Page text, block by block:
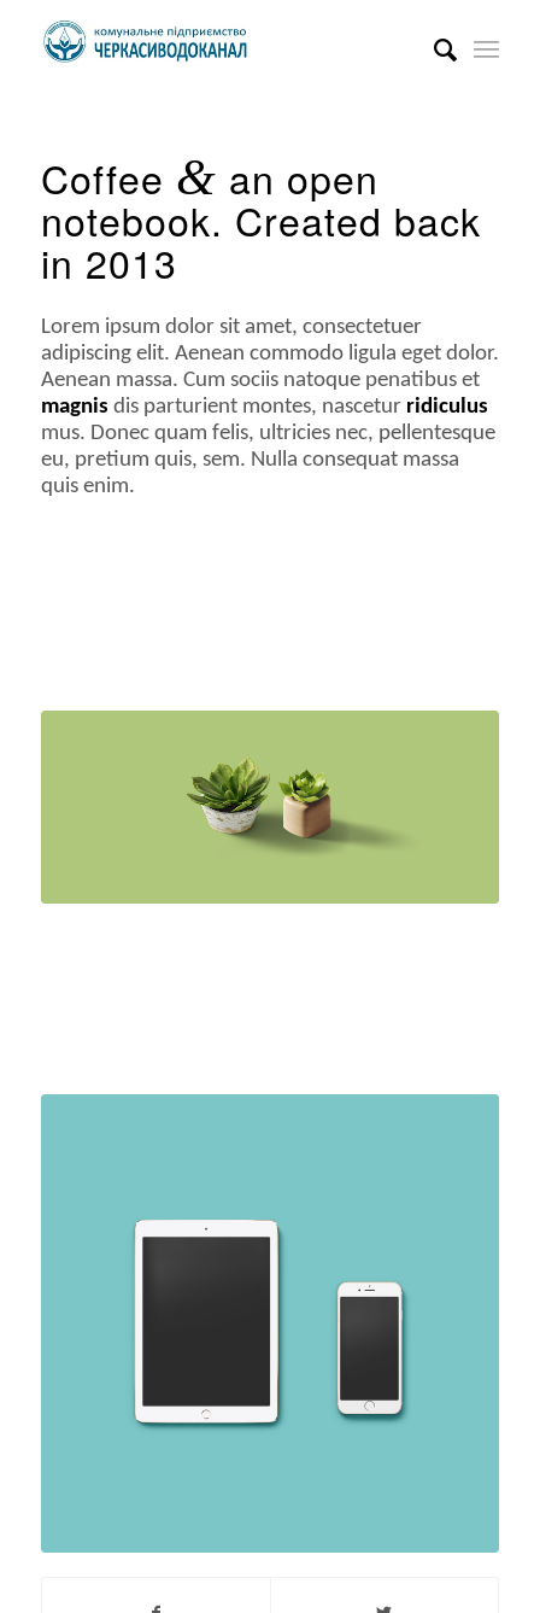
Coffee & an open
notebook. Created back
in 2013
Lorem ipsum dolor sit amet, consectetuer
adipiscing elit. Aenean commodo ligula eget dolor.
Aenean massa. Cum sociis natoque penatibus et
magnis dis parturient montes, nascetur ridiculus
mus. Donec quam felis, ultricies nec, pellentesque
eu, pretium quis, sem. Nulla consequat massa
quis enim.